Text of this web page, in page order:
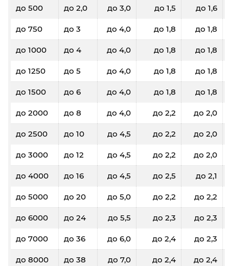
до 500 до 2,0 до 3,0 до 1,5 до 1,6
до 750 до 3 до 4,0 до 1,8 до 1,8
до 1000 до 4 до 4,0 до 1,8 до 1,8
до 1250 до 5 до 4,0 до 1,8 до 1,8
до 1500 до 6 до 4,0 до 1,8 до 1,8
до 2000 до 8 до 4,0 до 2,2 до 2,0
до 2500 до 10 до 4,5 до 2,2 до 2,0
до 3000 до 12 до 4,5 до 2,2 до 2,0
до 4000 до 16 до 4,5 до 2,5 до 2,1
до 5000 до 20 до 5,0 до 2,2 до 2,2
до 6000 до 24 до 5,5 до 2,3 до 2,3
до 7000 до 36 до 6,0 до 2,4 до 2,3
до 8000 до 38 до 7,0 до 2,4 до 2,4